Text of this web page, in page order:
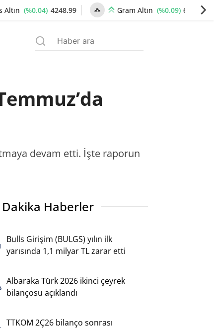
Altın (%0.04) 4248.99 Gram Altın (%0.09) 6501.99
devam etti. İşte raporun
Dakika Haberler
Bulls Girişim (BULGS) yılın ilk
yarısında 1,1 milyar TL zarar etti
Albaraka Türk 2026 ikinci çeyrek
bilançosu açıklandı
TTKOM 2Ç26 bilanço sonrası